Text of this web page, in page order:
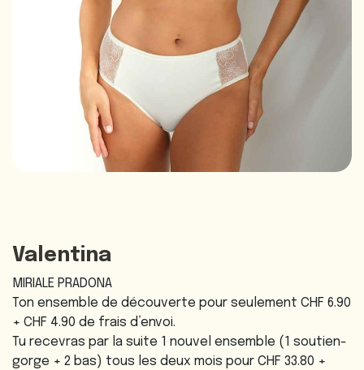
Valentina
MIRIALE PRADONA
Ton ensemble de découverte pour seulement CHF 6.90
+ CHF 4.90 de frais d’envoi.
Tu recevras par la suite 1 nouvel ensemble (1 soutien-
gorge + 2 bas) tous les deux mois pour CHF 33.80 +